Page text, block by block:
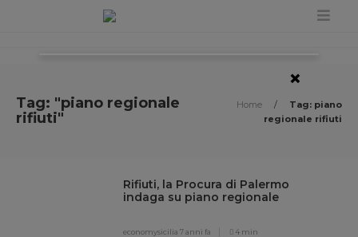
Tag: "piano regionale
rifiuti"
Home /
Tag: piano
regionale rifiuti
Rifiuti, la Procura di Palermo
indaga su piano regionale
economysicilia7 anni fa 4 min
×